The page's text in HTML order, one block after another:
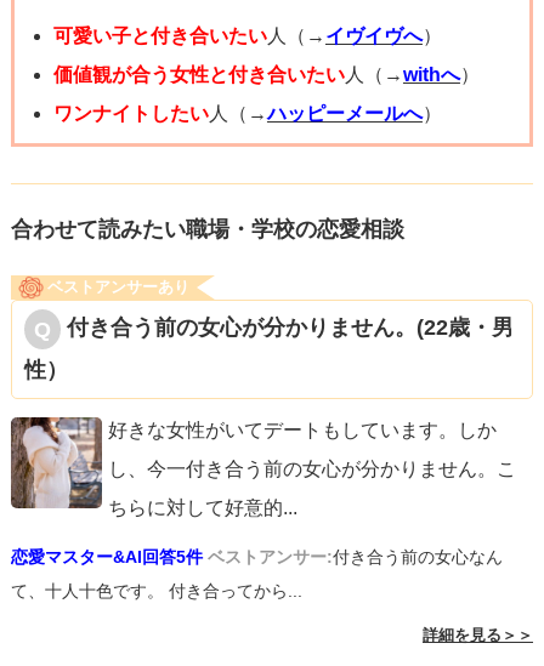
可愛い子と付き合いたい人（→ イヴイヴへ）
価値観が合う女性と付き合いたい人（→withへ）
ワンナイトしたい人（→ハッピーメールへ）
合わせて読みたい職場・学校の恋愛相談
ベストアンサーあり
付き合う前の女心が分かりません。(22歳・男
性）
好きな女性がいてデートもしています。しか
し、今一付き合う前の女心が分かりません。こ
ちらに対して好意的...
恋愛マスター&AI回答5件 ベストアンサー:付き合う前の女心なん
て、十人十色です。 付き合ってから...
詳細を見る＞＞